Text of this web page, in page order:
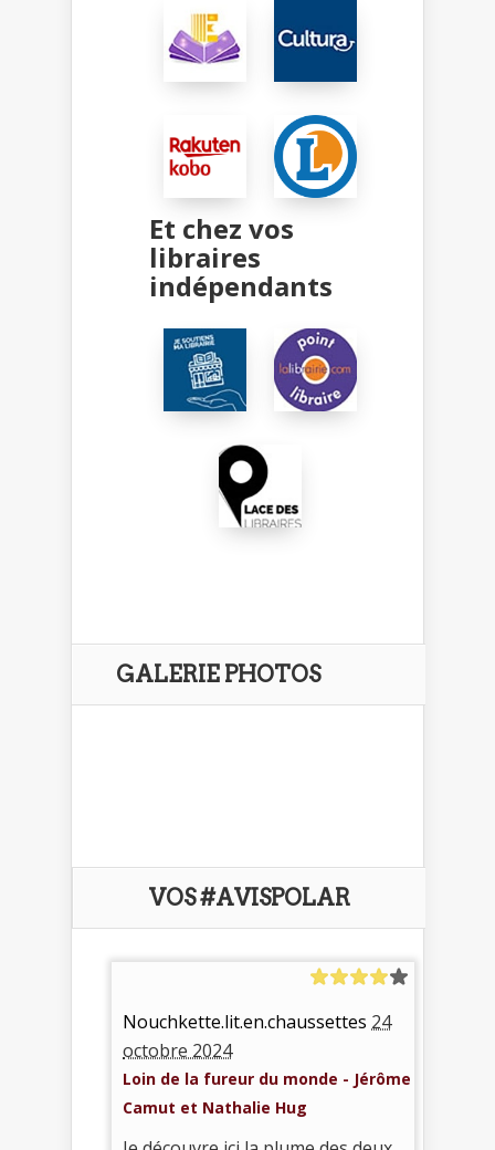
Et chez vos
libraires
indépendants
GALERIE PHOTOS
VOS #AVISPOLAR
Nouchkette.lit.en.chaussettes 24
octobre 2024
Loin de la fureur du monde - Jérôme
Camut et Nathalie Hug